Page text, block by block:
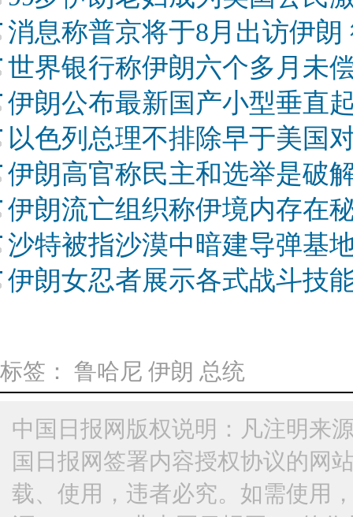
消息称普京将于8月出访伊朗
世界银行称伊朗六个多月未
伊朗公布最新国产小型垂直
以色列总理不排除早于美国
伊朗高官称民主和选举是破
伊朗流亡组织称伊境内存在
沙特被指沙漠中暗建导弹基
伊朗女忍者展示各式战斗技
标签： 鲁哈尼 伊朗 总统
中国日报网版权说明：凡注明来
国日报网签署内容授权协议的网
载、使用，违者必究。如需使用